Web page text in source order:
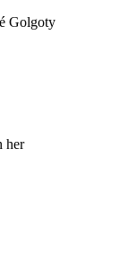
Golgoty
her